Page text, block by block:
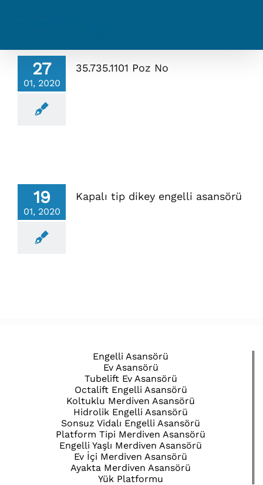
27
01, 2020
35.735.1101 Poz No
19
01, 2020
Kapalı tip dikey engelli asansörü
Engelli Asansörü
Ev Asansörü
Tubelift Ev Asansörü
Octalift Engelli Asansörü
Koltuklu Merdiven Asansörü
Hidrolik Engelli Asansörü
Sonsuz Vidalı Engelli Asansörü
Platform Tipi Merdiven Asansörü
Engelli Yaşlı Merdiven Asansörü
Ev İçi Merdiven Asansörü
Ayakta Merdiven Asansörü
Yük Platformu